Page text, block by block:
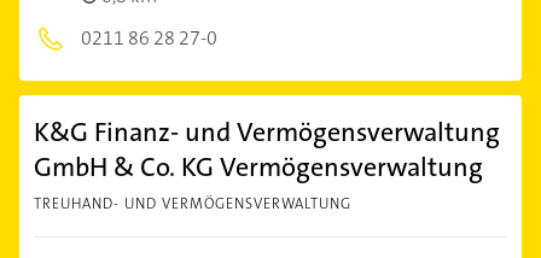
0211 86 28 27-0
K&G Finanz- und Vermögensverwaltung
GmbH & Co. KG Vermögensverwaltung
TREUHAND- UND VERMÖGENSVERWALTUNG